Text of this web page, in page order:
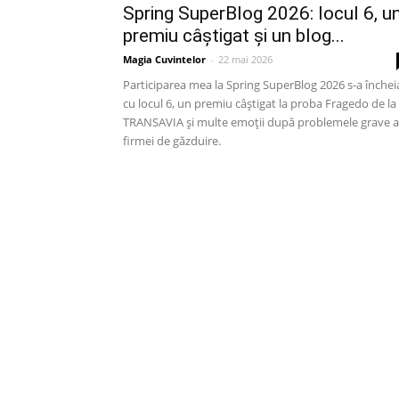
Spring SuperBlog 2026: locul 6,
premiu câștigat și un blog...
Magia Cuvintelor - 22 mai 2026
Participarea mea la Spring SuperBlog 2026 s-a
cu locul 6, un premiu câștigat la proba Fragedo de la
TRANSAVIA și multe emoții după problemele grave
firmei de găzduire.